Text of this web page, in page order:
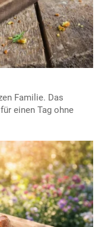
Familie. Das
einen Tag ohne